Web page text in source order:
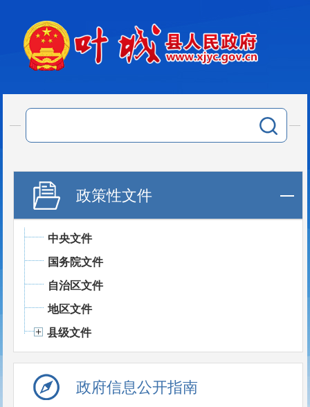
政策性文件
中央文件
国务院文件
自治区文件
地区文件
县级文件
政府信息公开指南